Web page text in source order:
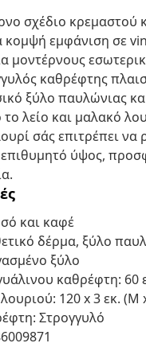
σχέδιο κρεμαστού
κομψή εμφάνιση σε
μοντέρνους
καθρέφτης
ξύλο παυλώνιας
λείο και μαλακό
σάς επιτρέπει να
ύψος,
και καφέ
δέρμα, ξύλο
ξύλο
καθρέφτη: 60
λουριού: 120 x 3 εκ. (Μ
Στρογγυλό